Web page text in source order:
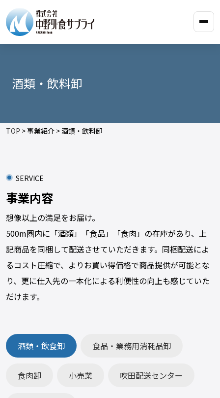
酒類・飲料卸
TOP > 事業紹介 > 酒類・飲料卸
SERVICE
事業内容
想像以上の満足をお届け。
500m圏内に「酒類」「食品」「食肉」の在庫があり、上
記商品を同梱して配送させていただきます。同梱配送によ
るコスト圧縮で、よりお買い得価格で商品提供が可能とな
り、更に仕入先の一本化による利便性の向上も感じていた
だけます。
酒類・飲食卸 食品・業務用消耗品卸
食肉卸 小売業 吹田配送センター